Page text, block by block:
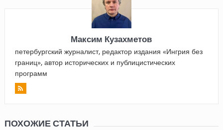
Максим Кузахметов
петербургский журналист, редактор издания «Ингрия без
границ», автор исторических и публицистических
программ
ПОХОЖИЕ СТАТЬИ